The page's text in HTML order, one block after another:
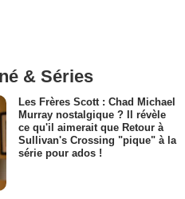
& Séries
Les Frères Scott : Chad Michael
Murray nostalgique ? Il révèle
ce qu'il aimerait que Retour à
Sullivan's Crossing "pique" à la
série pour ados !